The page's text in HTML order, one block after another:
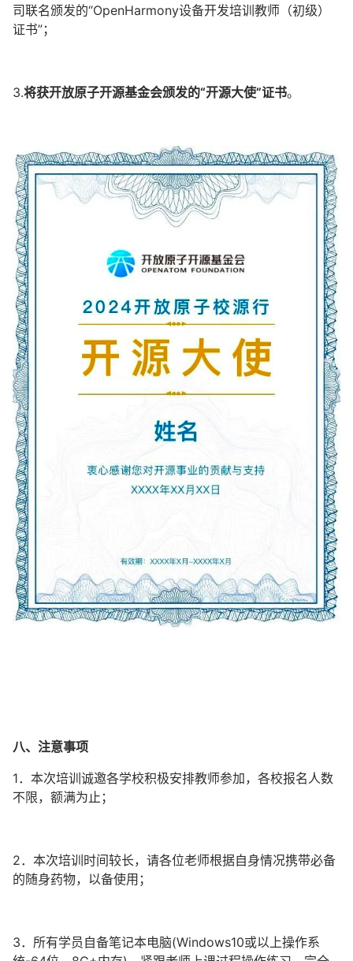
司联名颁发的“OpenHarmony设备开发培训教师（初级）
证书”；
3.将获开放原子开源基金会颁发的“开源大使”证书。
八、注意事项
1．本次培训诚邀各学校积极安排教师参加，各校报名人数
不限，额满为止；
2．本次培训时间较长，请各位老师根据自身情况携带必备
的随身药物，以备使用；
3．所有学员自备笔记本电脑(Windows10或以上操作系